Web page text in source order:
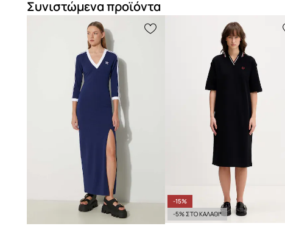
Συνιστώμενα προϊόντα
-15%
-5% ΣΤΟ ΚΑΛΑΘΙ*